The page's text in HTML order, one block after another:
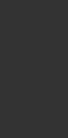
キャンドル